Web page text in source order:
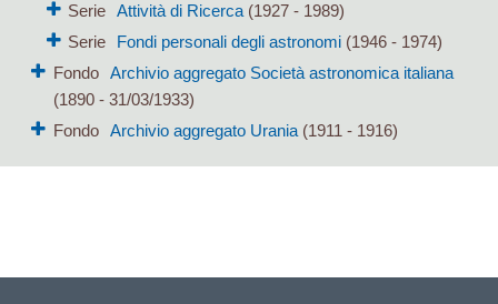
Serie Attività di Ricerca(1927 - 1989)
Serie
Fondi personali degli astronomi(1946 - 1974)
Fondo
Archivio aggregato Società astronomica italiana
(1890 - 31/03/1933)
Fondo
Archivio aggregato Urania(1911 - 1916)